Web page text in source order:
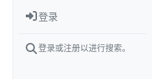
登录
登录或注册以进行搜索。